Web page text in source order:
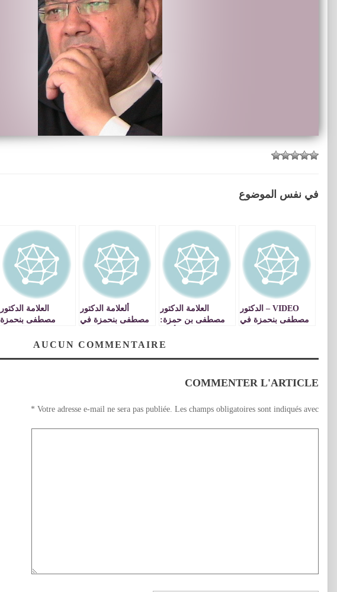
في نفس الموضوع
VIDEO – الدكتور
مصطفى بنحمزة في
العلامة الدكتور
مصطفى بن حمزة:
بشرعية بيعة
ألعلامة الدكتور
مصطفى بنحمزة في
المنافقون ـ الجزء 28
العلامة الدكتور
مصطفى بنحمزة
بكتاب تحت عنوان :AUCUN COMMENTAIRE
COMMENTER L'ARTICLE
Votre adresse e-mail ne sera pas publiée. Les champs obligatoires sont indiqués avec
*